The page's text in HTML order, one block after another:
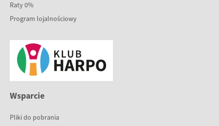
Raty 0%
Program lojalnościowy
Wsparcie
Pliki do pobrania